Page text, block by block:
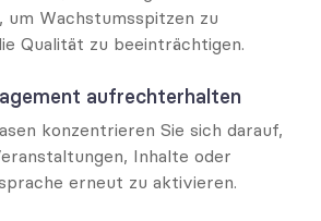
um Wachstumsspitzen zu
Qualität zu beeinträchtigen.
aufrechterhalten
konzentrieren Sie sich darauf,
Inhalte oder
erneut zu aktivieren.